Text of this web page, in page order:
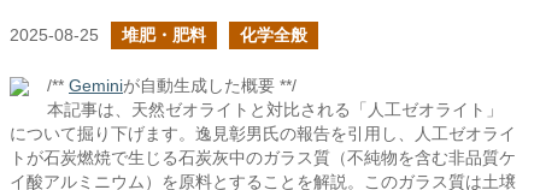
2025-08-25 堆肥・肥料 化学全般
/** Geminiが自動生成した概要 **/
本記事は、天然ゼオライトと対比される「人工ゼオライト」
について掘り下げます。逸見彰男氏の報告を引用し、人工ゼオライ
トが石炭燃焼で生じる石炭灰中のガラス質（不純物を含む非品質ケ
イ酸アルミニウム）を原料とすることを解説。このガラス質は土壌